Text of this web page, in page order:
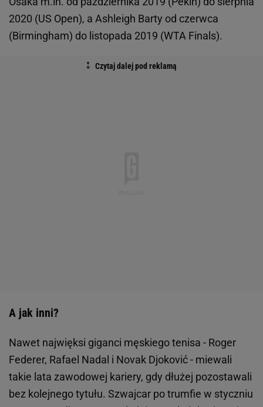
2020 (US Open), a Ashleigh Barty od czerwca
(Birmingham) do listopada 2019 (WTA Finals).
A jak inni?
Nawet najwięksi giganci męskiego tenisa - Roger
Federer, Rafael Nadal i Novak Djoković - miewali
takie lata zawodowej kariery, gdy dłużej pozostawali
bez kolejnego tytułu. Szwajcar po trumfie w styczniu